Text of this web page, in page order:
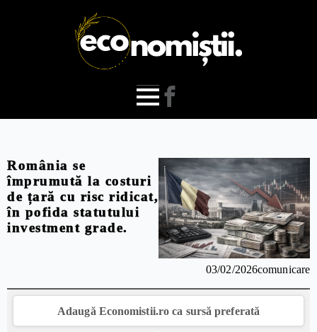
România se
împrumută la costuri
de țară cu risc ridicat,
în pofida statutului
investment grade.
03/02/2026comunicare
Adaugă Economistii.ro ca sursă preferată